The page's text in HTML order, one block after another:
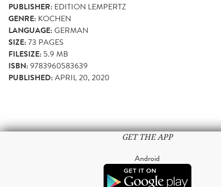
PUBLISHER: EDITION LEMPERTZ
GENRE: KOCHEN
LANGUAGE:GERMAN
SIZE:73 PAGES
FILESIZE: 5.9 MB
ISBN:9783960583639
PUBLISHED:APRIL 20, 2020
GET THE APP
Android